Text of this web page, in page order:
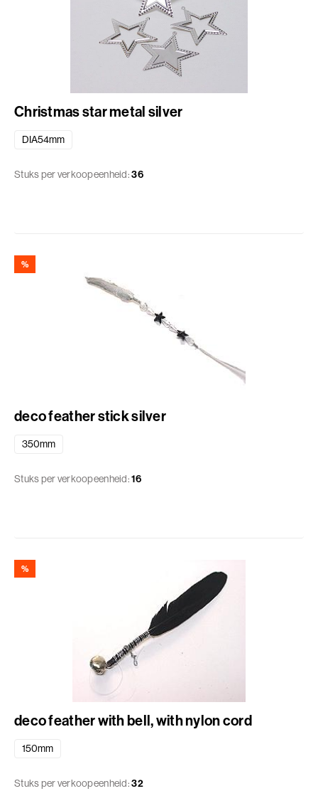
Christmas star metal silver
DIA54mm
Stuks per verkoopeenheid:36
%
deco feather stick silver
350mm
Stuks per verkoopeenheid:16
%
deco feather with bell, with nylon cord
150mm
Stuks per verkoopeenheid:32